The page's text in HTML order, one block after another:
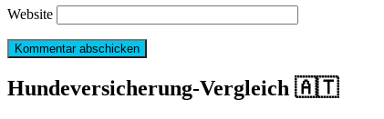
Website
Hundeversicherung-Vergleich 🇦🇹